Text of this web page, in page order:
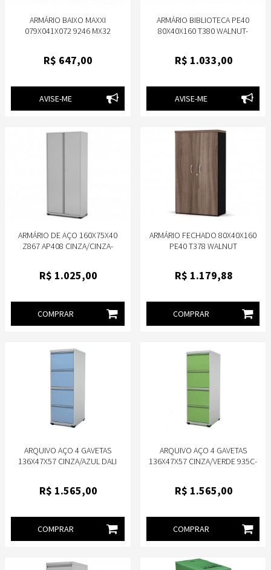
ARMÁRIO BAIXO MAXXI
079X041X072 9246 MX32
R$ 647,00
AVISE-ME
ARMÁRIO BIBLIOTECA PE40
80X40X160 T380 WALNUT-
R$ 1.033,00
AVISE-ME
ARMÁRIO DE AÇO 160X75X40
Z867 AP408 CINZA/CINZA-
R$ 1.025,00
COMPRAR
ARMÁRIO FECHADO 80X40X160
PE40 T378 WALNUT
R$ 1.179,88
COMPRAR
ARQUIVO AÇO 4 GAVETAS
136X47X57 CINZA/AZUL DALI
R$ 1.565,00
COMPRAR
ARQUIVO AÇO 4 GAVETAS
136X47X57 CINZA/VERDE 935C-
R$ 1.565,00
COMPRAR